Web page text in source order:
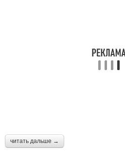
читать дальше →